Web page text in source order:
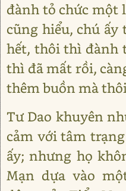
đành tỏ chức một
cũng hiểu, chú
hết, thôi thì đành
thì đã mất rồi,
thêm buồn mà
Tư Dao khuyên
cảm với tâm
ấy; nhưng họ
Mạn dựa vào